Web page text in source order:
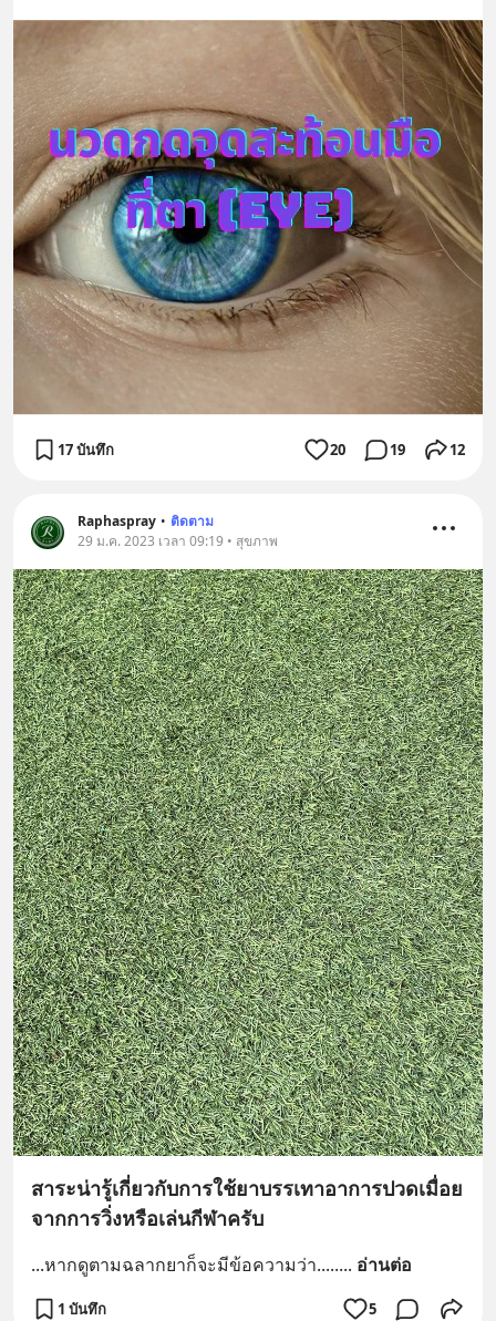
17 บันทึก 20 19 12
Raphaspray • ติดตาม
29 ม.ค. 2023 เวลา 09:19 • สุขภาพ
สาระน่ารู้เกี่ยวกับการใช้ยาบรรเทาอาการปวดเมื่อย
จากการวิ่งหรือเล่นกีฬาครับ
...หากดูตามฉลากยาก็จะมีข้อความว่า........ อ่านต่อ
1 บันทึก 5